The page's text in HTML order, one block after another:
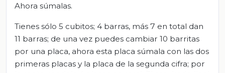
Ahora súmalas.
Tienes sólo 5 cubitos; 4 barras, más 7 en total dan
11 barras; de una vez puedes cambiar 10 barritas
por una placa, ahora esta placa súmala con las dos
primeras placas y la placa de la segunda cifra; por